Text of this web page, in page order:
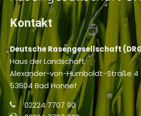
Kontakt
Deutsche Rasengesellschaft
Haus der Landschaft
Alexander-von-Humboldt-Straße 4
53604 Bad Honnef
02224 7707 90